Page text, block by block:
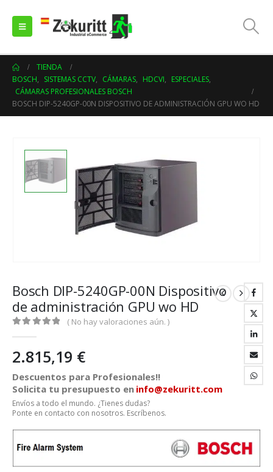
TIENDA
BOSCH, SISTEMAS CCTV, CÁMARAS, HDCVI, ESPECIALES,
CÁMARAS PROFESIONALES BOSCH
BOSCH DIP-5240GP-00N DISPOSITIVO DE ADMINISTRACIÓN GPU WO HD
Bosch DIP-5240GP-00N Dispositivo
de administración GPU wo HD
( No hay valoraciones aún. )
2.815,19 €
Descuentos para Profesionales!!
Solicita tu presupuesto en info@zekuritt.com
Envíos a todo el mundo. ¿Tienes dudas?
Ponte en contacto con nosotros. Escríbenos.